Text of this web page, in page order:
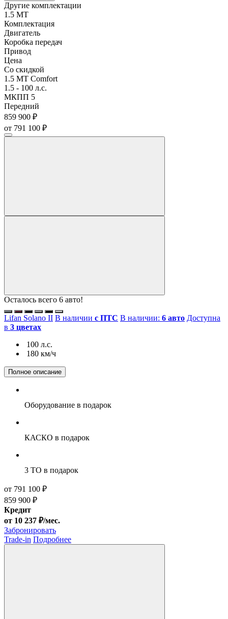
Другие комплектации
1.5 MT
Комплектация
Двигатель
Коробка передач
Привод
Цена
Со скидкой
1.5 MT Comfort
1.5 - 100 л.с.
МКПП 5
Передний
859 900 ₽
от 791 100 ₽
Осталось всего 6 авто!
Lifan Solano II В наличии с ПТС В наличии: 6 авто Доступна
в 3 цветах
100 л.с.
180 км/ч
Полное описание
Оборудование в подарок
КАСКО в подарок
3 ТО в подарок
от 791 100 ₽
859 900 ₽
Кредит
от 10 237 ₽/мес.
Забронировать
Trade-in Подробнее